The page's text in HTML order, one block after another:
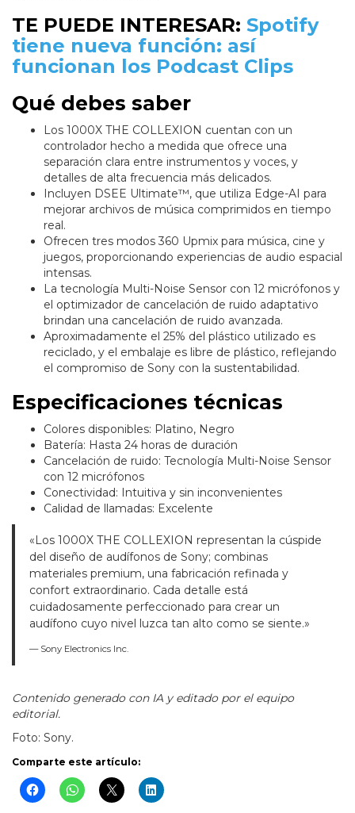
TE PUEDE INTERESAR: Spotify
tiene nueva función: así
funcionan los Podcast Clips
Qué debes saber
Los 1000X THE COLLEXION cuentan con un
controlador hecho a medida que ofrece una
separación clara entre instrumentos y voces, y
detalles de alta frecuencia más delicados.
Incluyen DSEE Ultimate™, que utiliza Edge-AI para
mejorar archivos de música comprimidos en tiempo
real.
Ofrecen tres modos 360 Upmix para música, cine y
juegos, proporcionando experiencias de audio espacial
intensas.
La tecnología Multi-Noise Sensor con 12 micrófonos y
el optimizador de cancelación de ruido adaptativo
brindan una cancelación de ruido avanzada.
Aproximadamente el 25% del plástico utilizado es
reciclado, y el embalaje es libre de plástico, reflejando
el compromiso de Sony con la sustentabilidad.
Especificaciones técnicas
Colores disponibles: Platino, Negro
Batería: Hasta 24 horas de duración
Cancelación de ruido: Tecnología Multi-Noise Sensor
con 12 micrófonos
Conectividad: Intuitiva y sin inconvenientes
Calidad de llamadas: Excelente
«Los 1000X THE COLLEXION representan la cúspide
del diseño de audífonos de Sony; combinas
materiales premium, una fabricación refinada y
confort extraordinario. Cada detalle está
cuidadosamente perfeccionado para crear un
audífono cuyo nivel luzca tan alto como se siente.»
— Sony Electronics Inc.
Contenido generado con IA y editado por el equipo
editorial.
Foto: Sony.
Comparte este artículo: